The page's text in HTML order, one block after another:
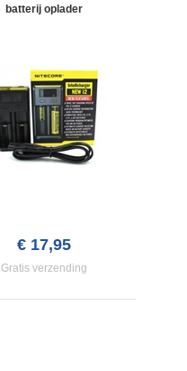
batterij oplader
€ 17,95
Gratis verzending